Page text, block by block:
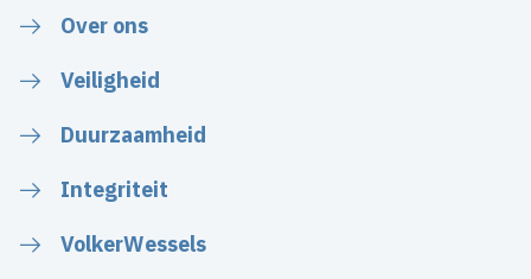
Over ons
Veiligheid
Duurzaamheid
Integriteit
VolkerWessels